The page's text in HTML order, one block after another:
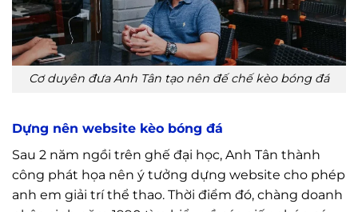
Cơ duyên đưa Anh Tân tạo nên đế chế kèo bóng đá
Dựng nên website kèo bóng đá
Sau 2 năm ngồi trên ghế đại học, Anh Tân thành
công phát họa nên ý tưởng dựng website cho phép
anh em giải trí thể thao. Thời điểm đó, chàng doanh